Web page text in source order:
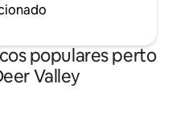
populares perto
Valley